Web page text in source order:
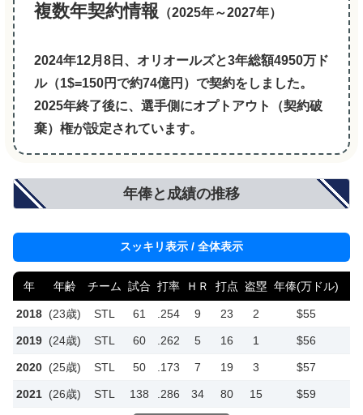
複数年契約情報 （2025年～2027年）
2024年12月8日、オリオールズと3年総額4950万ド
ル（1$=150円で約74億円）で契約をしました。
2025年終了後に、選手側にオプトアウト（契約破
棄）権が設定されています。
年俸と成績の推移
スッキリ表示 / 全体表示
年 年齢 チーム 試合 打率 ＨＲ 打点 盗塁 年俸(万ドル)
2018 (23歳) STL 61 .254 9 23 2 $55
2019 (24歳) STL 60 .262 5 16 1 $56
2020 (25歳) STL 50 .173 7 19 3 $57
2021 (26歳) STL 138 .286 34 80 15 $59